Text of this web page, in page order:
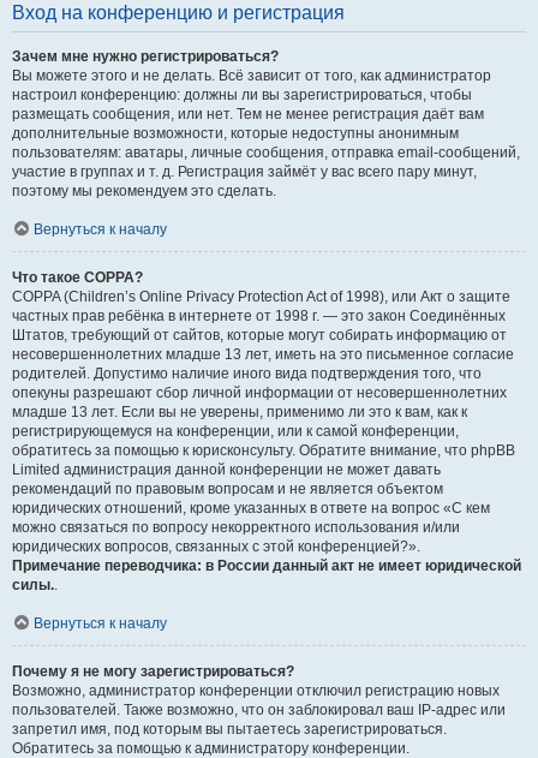
Вход на конференцию и регистрация
Зачем мне нужно регистрироваться?
Вы можете этого и не делать. Всё зависит от того, как администратор
настроил конференцию: должны ли вы зарегистрироваться, чтобы
размещать сообщения, или нет. Тем не менее регистрация даёт вам
дополнительные возможности, которые недоступны анонимным
пользователям: аватары, личные сообщения, отправка email-сообщений,
участие в группах и т. д. Регистрация займёт у вас всего пару минут,
поэтому мы рекомендуем это сделать.
Вернуться к началу
Что такое COPPA?
COPPA (Children’s Online Privacy Protection Act of 1998), или Акт о защите
частных прав ребёнка в интернете от 1998 г. — это закон Соединённых
Штатов, требующий от сайтов, которые могут собирать информацию от
несовершеннолетних младше 13 лет, иметь на это письменное согласие
родителей. Допустимо наличие иного вида подтверждения того, что
опекуны разрешают сбор личной информации от несовершеннолетних
младше 13 лет. Если вы не уверены, применимо ли это к вам, как к
регистрирующемуся на конференции, или к самой конференции,
обратитесь за помощью к юрисконсульту. Обратите внимание, что phpBB
Limited администрация данной конференции не может давать
рекомендаций по правовым вопросам и не является объектом
юридических отношений, кроме указанных в ответе на вопрос «С кем
можно связаться по вопросу некорректного использования и/или
юридических вопросов, связанных с этой конференцией?».
Примечание переводчика: в России данный акт не имеет юридической
силы..
Вернуться к началу
Почему я не могу зарегистрироваться?
Возможно, администратор конференции отключил регистрацию новых
пользователей. Также возможно, что он заблокировал ваш IP-адрес или
запретил имя, под которым вы пытаетесь зарегистрироваться.
Обратитесь за помощью к администратору конференции.